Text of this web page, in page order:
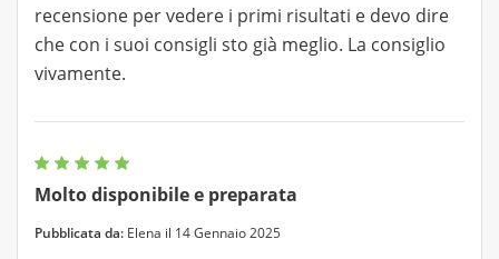
recensione per vedere i primi risultati e devo dire
che con i suoi consigli sto già meglio. La consiglio
vivamente.
Molto disponibile e preparata
Pubblicata da: Elena il 14 Gennaio 2025